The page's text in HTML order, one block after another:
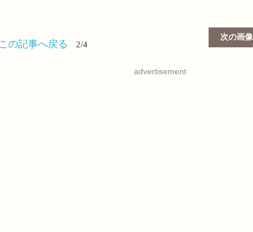
次の画像
この記事へ戻る 2/4
advertisement